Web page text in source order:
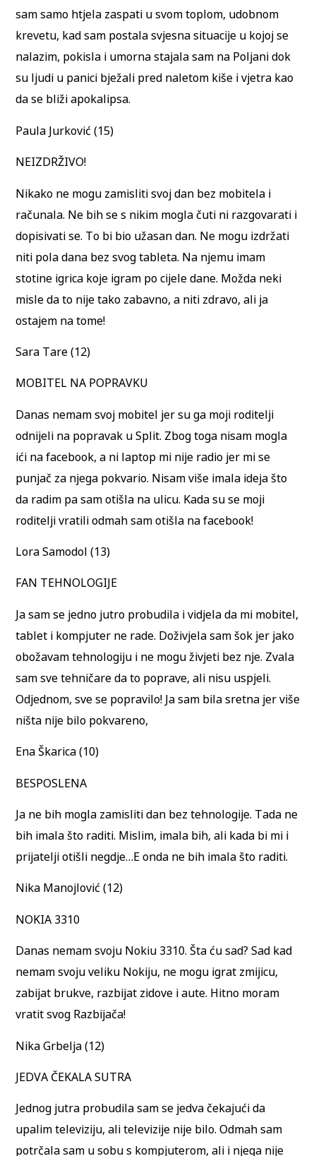
sam samo htjela zaspati u svom toplom, udobnom
krevetu, kad sam postala svjesna situacije u kojoj se
nalazim, pokisla i umorna stajala sam na Poljani dok
su ljudi u panici bježali pred naletom kiše i vjetra kao
da se bliži apokalipsa.
Paula Jurković (15)
NEIZDRŽIVO!
Nikako ne mogu zamisliti svoj dan bez mobitela i
računala. Ne bih se s nikim mogla čuti ni razgovarati i
dopisivati se. To bi bio užasan dan. Ne mogu izdržati
niti pola dana bez svog tableta. Na njemu imam
stotine igrica koje igram po cijele dane. Možda neki
misle da to nije tako zabavno, a niti zdravo, ali ja
ostajem na tome!
Sara Tare (12)
MOBITEL NA POPRAVKU
Danas nemam svoj mobitel jer su ga moji roditelji
odnijeli na popravak u Split. Zbog toga nisam mogla
ići na facebook, a ni laptop mi nije radio jer mi se
punjač za njega pokvario. Nisam više imala ideja što
da radim pa sam otišla na ulicu. Kada su se moji
roditelji vratili odmah sam otišla na facebook!
Lora Samodol (13)
FAN TEHNOLOGIJE
Ja sam se jedno jutro probudila i vidjela da mi mobitel,
tablet i kompjuter ne rade. Doživjela sam šok jer jako
obožavam tehnologiju i ne mogu živjeti bez nje. Zvala
sam sve tehničare da to poprave, ali nisu uspjeli.
Odjednom, sve se popravilo! Ja sam bila sretna jer više
ništa nije bilo pokvareno,
Ena Škarica (10)
BESPOSLENA
Ja ne bih mogla zamisliti dan bez tehnologije. Tada ne
bih imala što raditi. Mislim, imala bih, ali kada bi mi i
prijatelji otišli negdje…E onda ne bih imala što raditi.
Nika Manojlović (12)
NOKIA 3310
Danas nemam svoju Nokiu 3310. Šta ću sad? Sad kad
nemam svoju veliku Nokiju, ne mogu igrat zmijicu,
zabijat brukve, razbijat zidove i aute. Hitno moram
vratit svog Razbijača!
Nika Grbelja (12)
JEDVA ČEKALA SUTRA
Jednog jutra probudila sam se jedva čekajući da
upalim televiziju, ali televizije nije bilo. Odmah sam
potrčala sam u sobu s kompjuterom, ali i njega nije